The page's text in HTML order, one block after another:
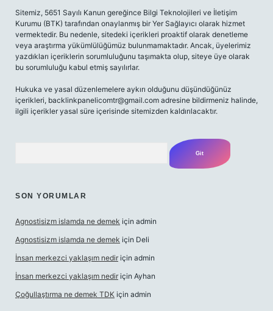
Sitemiz, 5651 Sayılı Kanun gereğince Bilgi Teknolojileri ve İletişim
Kurumu (BTK) tarafından onaylanmış bir Yer Sağlayıcı olarak hizmet
vermektedir. Bu nedenle, sitedeki içerikleri proaktif olarak denetleme
veya araştırma yükümlülüğümüz bulunmamaktadır. Ancak, üyelerimiz
yazdıkları içeriklerin sorumluluğunu taşımakta olup, siteye üye olarak
bu sorumluluğu kabul etmiş sayılırlar.
Hukuka ve yasal düzenlemelere aykırı olduğunu düşündüğünüz
içerikleri, backlinkpanelicomtr@gmail.com adresine bildirmeniz halinde,
ilgili içerikler yasal süre içerisinde sitemizden kaldırılacaktır.
SON YORUMLAR
Agnostisizm islamda ne demek için admin
Agnostisizm islamda ne demek için Deli
İnsan merkezci yaklaşım nedir için admin
İnsan merkezci yaklaşım nedir için Ayhan
Çoğullaştırma ne demek TDK için admin